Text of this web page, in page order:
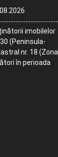
imobilelor
(Peninsula-
nr. 18 (Zona
în perioada